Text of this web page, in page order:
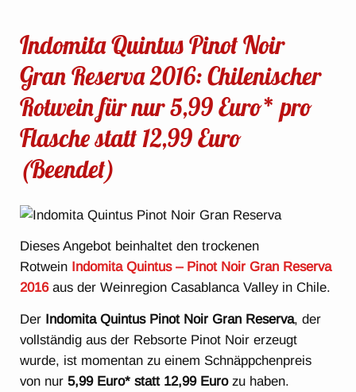
Indomita Quintus Pinot Noir
Gran Reserva 2016: Chilenischer
Rotwein für nur 5,99 Euro* pro
Flasche statt 12,99 Euro
(Beendet)
Dieses Angebot beinhaltet den trockenen
Rotwein Indomita Quintus – Pinot Noir Gran Reserva
2016aus der Weinregion Casablanca Valley in Chile.
Der Indomita Quintus Pinot Noir Gran Reserva, der
vollständig aus der Rebsorte Pinot Noir erzeugt
wurde, ist momentan zu einem Schnäppchenpreis
von nur5,99 Euro* statt 12,99 Eurozu haben.